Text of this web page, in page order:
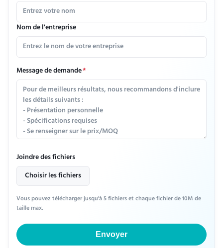
Nom de l'entreprise
Message de demande*
Joindre des fichiers
Choisir les fichiers
Vous pouvez télécharger jusqu'à 5 fichiers et chaque fichier de 10M de
taille max.
Envoyer